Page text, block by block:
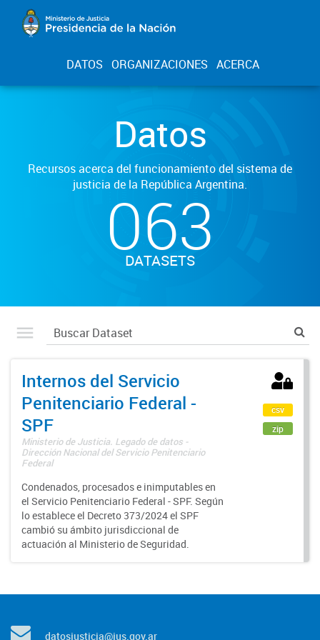
DATOS ORGANIZACIONES ACERCA
Datos
Recursos acerca del funcionamiento del sistema de
justicia de la República Argentina.
063
DATASETS
Internos del Servicio
Penitenciario Federal -
SPF
Ministerio de Justicia. Legado de datos -
Dirección Nacional del Servicio Penitenciario
Federal
Condenados, procesados e inimputables en
el Servicio Penitenciario Federal - SPF. Según
lo establece el Decreto 373/2024 el SPF
cambió su ámbito jurisdiccional de
actuación al Ministerio de Seguridad.
csv
zip
datosjusticia@jus.gov.ar